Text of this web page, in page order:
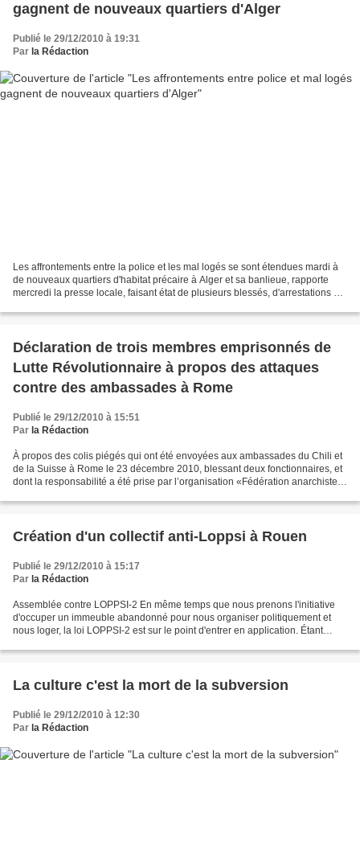
gagnent de nouveaux quartiers d'Alger
Publié le 29/12/2010 à 19:31
Par la Rédaction
Les affrontements entre la police et les mal logés se sont étendues mardi à
de nouveaux quartiers d'habitat précaire à Alger et sa banlieue, rapporte
mercredi la presse locale, faisant état de plusieurs blessés, d'arrestations et
Déclaration de trois membres emprisonnés de
Lutte Révolutionnaire à propos des attaques
contre des ambassades à Rome
Publié le 29/12/2010 à 15:51
Par la Rédaction
À propos des colis piégés qui ont été envoyées aux ambassades du Chili et
de la Suisse à Rome le 23 décembre 2010, blessant deux fonctionnaires, et
dont la responsabilité a été prise par l’organisation «Fédération anarchiste
Création d'un collectif anti-Loppsi à Rouen
Publié le 29/12/2010 à 15:17
Par la Rédaction
Assemblée contre LOPPSI-2 En même temps que nous prenons l'initiative
d'occuper un immeuble abandonné pour nous organiser politiquement et
nous loger, la loi LOPPSI-2 est sur le point d'entrer en application. Étant
La culture c'est la mort de la subversion
Publié le 29/12/2010 à 12:30
Par la Rédaction